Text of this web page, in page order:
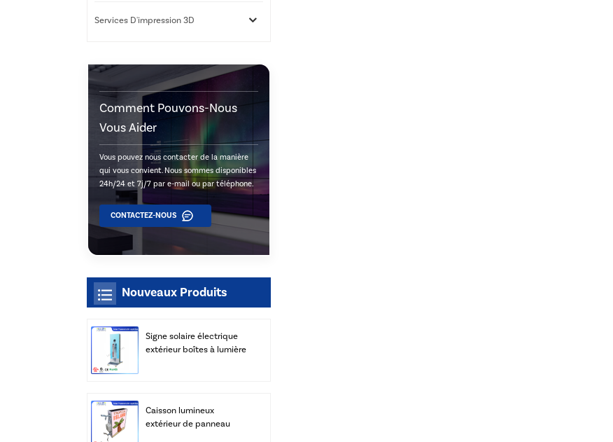
Services D'impression 3D
Comment Pouvons-Nous
Vous Aider
Vous pouvez nous contacter de la manière
qui vous convient. Nous sommes disponibles
24h/24 et 7j/7 par e-mail ou par téléphone.
CONTACTEZ-NOUS
Nouveaux Produits
Signe solaire électrique
extérieur boîtes à lumière
Caisson lumineux
extérieur de panneau